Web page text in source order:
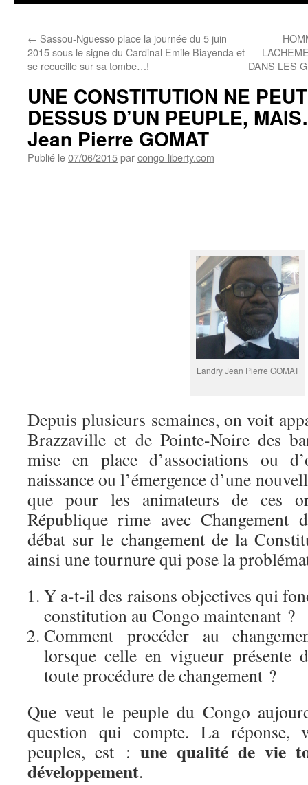
← Sassou-Nguesso place la journée du 5 juin
2015 sous le signe du Cardinal Emile Biayenda et
se recueille sur sa tombe…!
DANS LES
UNE CONSTITUTION NE
DESSUS D’UN PEUPLE,
Jean Pierre GOMAT
Publié le07/06/2015parcongo-liberty.com
Landry Jean Pierre GOMAT
Depuis plusieurs semaines, on voit
Brazzaville et de Pointe-Noire des
mise en place d’associations ou
naissance ou l’émergence d’une
que pour les animateurs de ces
République rime avec Changement
débat sur le changement de la
ainsi une tournure qui pose la
Y a-t-il des raisons objectives qui
constitution au Congo maintenant ?
Comment procéder au
lorsque celle en vigueur présente
toute procédure de changement ?
Que veut le peuple du Congo
question qui compte. La réponse,
peuples, est : une qualité de vie
développement.